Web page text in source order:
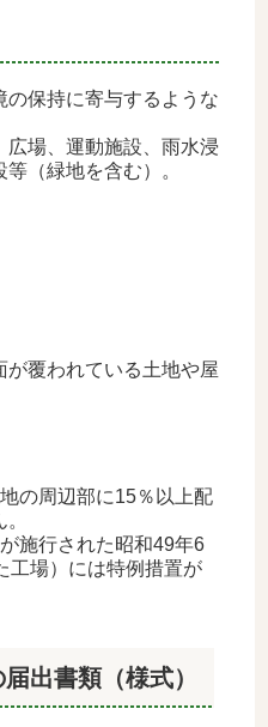
の保持に寄与するような
広場、運動施設、雨水浸
（緑地を含む）。
覆われている土地や屋
の周辺部に15％以上配
施行された昭和49年6
工場）には特例措置が
出書類（様式）